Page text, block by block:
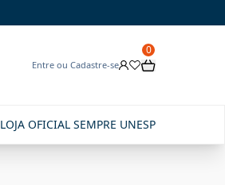
Entre ou Cadastre-se
0
LOJA OFICIAL SEMPRE UNESP